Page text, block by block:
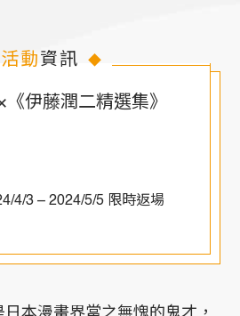
活動 資訊 ◆
《伊藤潤二精選集》
4/3 – 2024/5/5 限時返場